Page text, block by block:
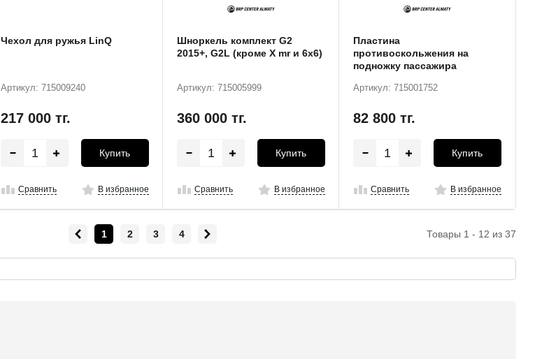
Чехол для ружья LinQ
Артикул: 715009240
217 000 тг.
Купить
Сравнить В избранное
Шноркель комплект G2
2015+, G2L (кроме X mr и 6x6)
Артикул: 715005999
360 000 тг.
Купить
Сравнить В избранное
Пластина
противоскольжения на
подножку пассажира
Артикул: 715001752
82 800 тг.
Купить
Сравнить В избранное
Товары 1 - 12 из 37
1 2 3 4